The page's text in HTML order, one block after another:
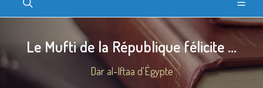
Le Mufti de la République félicite ...
Dar al-Iftaa d'Égypte